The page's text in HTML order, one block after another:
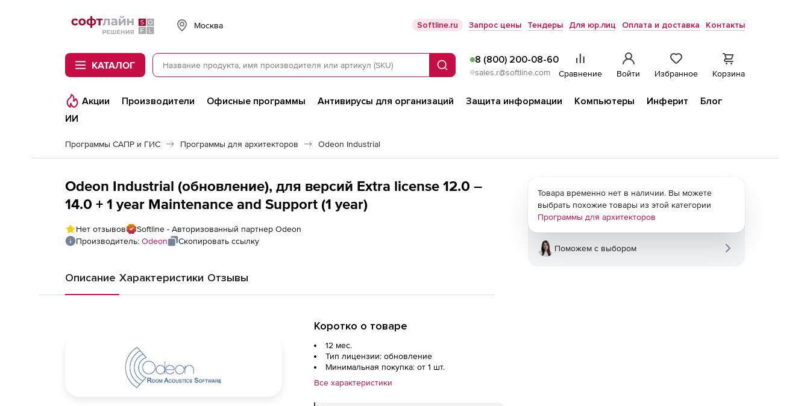
Softline
Москва Softline.ru Запрос цены Тендеры Для юр.лиц Оплата и доставка Контакты
КАТАЛОГ Поиск
8 (800) 200-08-60
sales.r@softline.com Сравнение Войти Избранное Корзина
Акции Производители Офисные программы Антивирусы для организаций Защита информации Компьютеры Инферит
Блог
ИИ
Программы САПР и ГИС Программы для архитекторов Odeon Industrial
Odeon Industrial (обновление), для версий Extra license 12.0 –
14.0 + 1 year Maintenance and Support (1 year)
Нет отзывов
Softline - Авторизованный партнер Odeon
Производитель: Odeon Скопировать ссылку
Описание Характеристики Отзывы
Коротко о товаре
12 мес.
Тип лицензии: обновление
Минимальная покупка: от 1 шт.
Все характеристики
Товара временно нет в наличии. Вы можете
выбрать похожие товары из этой категории
Программы для архитекторов
Поможем с выбором